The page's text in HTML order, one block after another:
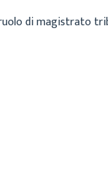
di magistrato